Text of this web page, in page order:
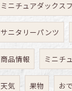
ミニチュアダックス
サニタリーパンツ
商品情報 ミニチ
天気 果物 お